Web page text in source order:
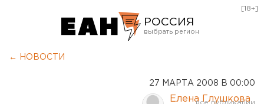
РОССИЯ
Курган
[18+]
← НОВОСТИ
27 МАРТА 2008 В 00:00
Елена Глушкова